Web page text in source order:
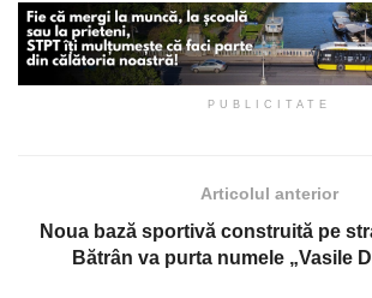
PUBLICITATE
Articolul anterior
Noua bază sportivă construită pe
Bătrân va purta numele „Vasile